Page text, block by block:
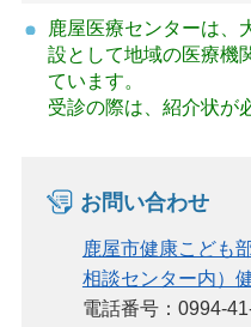
鹿屋医療センターは、
設として地域の医療機
ています。
受診の際は、紹介状が
お問い合わせ
鹿屋市健康こども
相談センター内）
電話番号：0994-